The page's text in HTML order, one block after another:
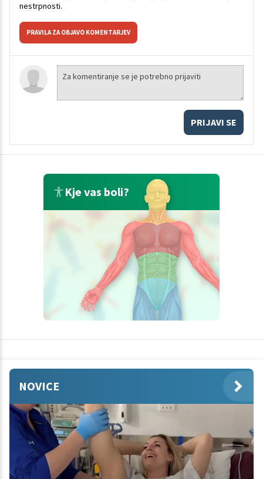
nestrpnosti.
PRAVILA ZA OBJAVO KOMENTARJEV
PRIJAVI SE
Kje vas boli?
NOVICE